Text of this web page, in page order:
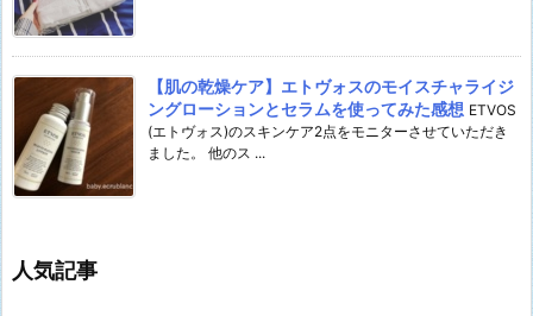
【肌の乾燥ケア】エトヴォスのモイスチャライジ
ングローションとセラムを使ってみた感想 ETVOS
(エトヴォス)のスキンケア2点をモニターさせていただき
ました。 他のス ...
人気記事